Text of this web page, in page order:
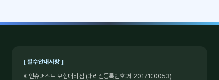
[ 필수안내사항 ]
※ 인슈퍼스트 보험대리점 (대리점등록번호:제 2017100053)